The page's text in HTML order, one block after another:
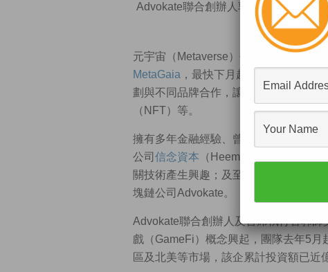
Advokate聯合創辦人郭師堯認為，元
元宇宙（Metaverse）平台五花八門，本
MetaGaia ，最快下月起開放試玩，料
劃與不同品牌合作，讓玩家將來在元宇
（NFT）等。
擁有多年金融經驗、曾任黑石集團董事
公司 信念資本 （Heemin Capital）。當
關技術產生興趣；及至2018年，他夥拍
塊鏈公司Advokate。
Advokate聯合創辦人及首席執行官郭
戲（GameFi）概念興起，團隊去年5
區及北美等市場，該企累計投資額已近